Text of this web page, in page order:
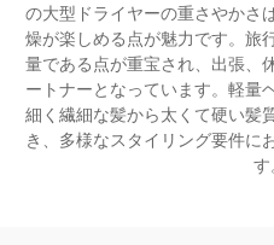
の大型ドライヤーの重さやかさ
燥が楽しめる点が魅力です。旅
量である点が重宝され、出張、
ートナーとなっています。軽量
細く繊細な髪から太くて硬い髪
き、多様なスタイリング要件に
す